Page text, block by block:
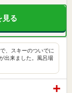
見る
、スキーのついでに
出来ました。風呂場